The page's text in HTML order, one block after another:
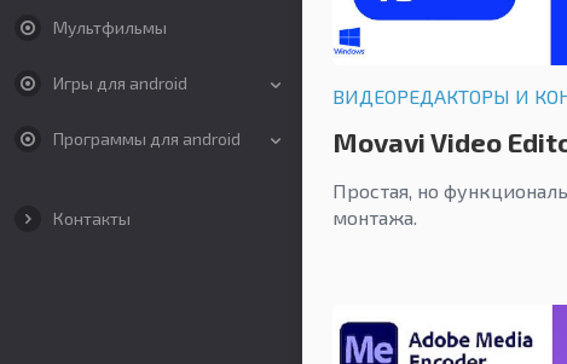
Мультфильмы
Игры для android
Программы для android
Контакты
ВИДЕОРЕДАКТОРЫ И
Movavi Video
Простая, но
монтажа.